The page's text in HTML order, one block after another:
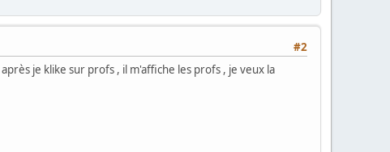
#2
je klike sur profs , il m'affiche les profs , je veux la